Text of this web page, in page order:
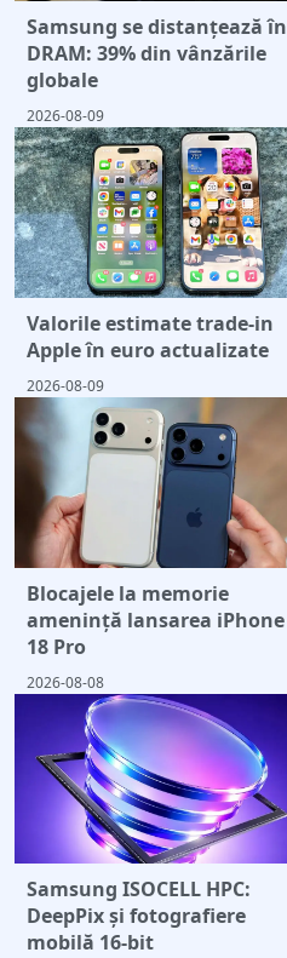
Samsung se distanțează în
DRAM: 39% din vânzările
globale
2026-08-09
Valorile estimate trade-in
Apple în euro actualizate
2026-08-09
Blocajele la memorie
amenință lansarea iPhone
18 Pro
2026-08-08
Samsung ISOCELL HPC:
DeepPix și fotografiere
mobilă 16-bit